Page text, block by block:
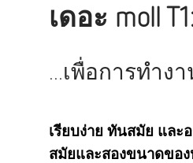
เดอะ moll
...เพื่อการทำง
เรียบง่าย ทันสมัย ​​และ
สมัยและสองขนาดขอ